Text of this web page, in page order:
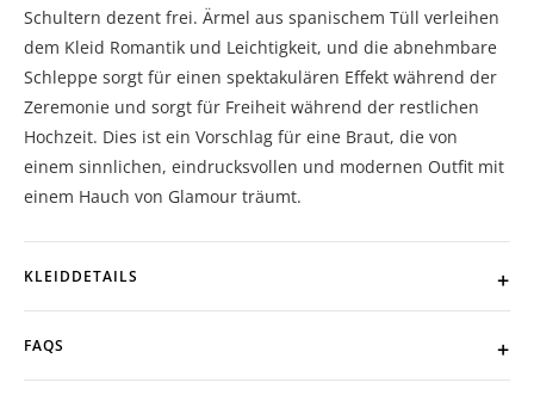
Schultern dezent frei. Ärmel aus spanischem Tüll verleihen
dem Kleid Romantik und Leichtigkeit, und die abnehmbare
Schleppe sorgt für einen spektakulären Effekt während der
Zeremonie und sorgt für Freiheit während der restlichen
Hochzeit. Dies ist ein Vorschlag für eine Braut, die von
einem sinnlichen, eindrucksvollen und modernen Outfit mit
einem Hauch von Glamour träumt.
KLEIDDETAILS
FAQS